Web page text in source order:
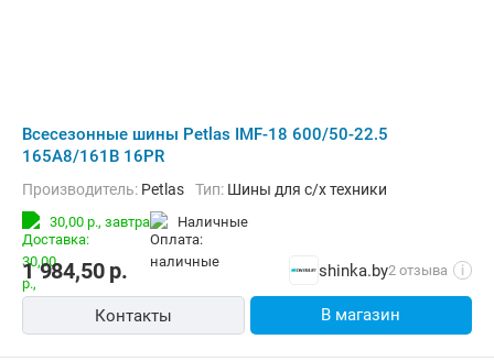
Всесезонные шины Petlas IMF-18 600/50-22.5
165A8/161B 16PR
Производитель: Petlas Тип: Шины для с/х техники
30,00 р., завтра наличные
1 984,50р. shinka.by2 отзыва i
Контакты В магазин